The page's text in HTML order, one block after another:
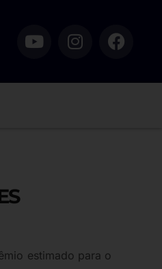
estimado para o